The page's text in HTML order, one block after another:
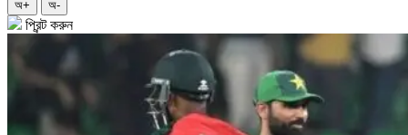
অ+ অ-
প্রিন্ট করুন